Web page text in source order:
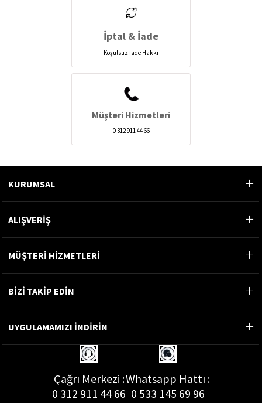
İptal & İade
Koşulsuz İade Hakkı
Müşteri Hizmetleri
0 312 911 44 66
KURUMSAL
ALIŞVERİŞ
MÜŞTERİ HİZMETLERİ
BİZİ TAKİP EDİN
UYGULAMAMIZI İNDİRİN
Çağrı Merkezi :
0 312 911 44 66
Whatsapp Hattı :
0 533 145 69 96